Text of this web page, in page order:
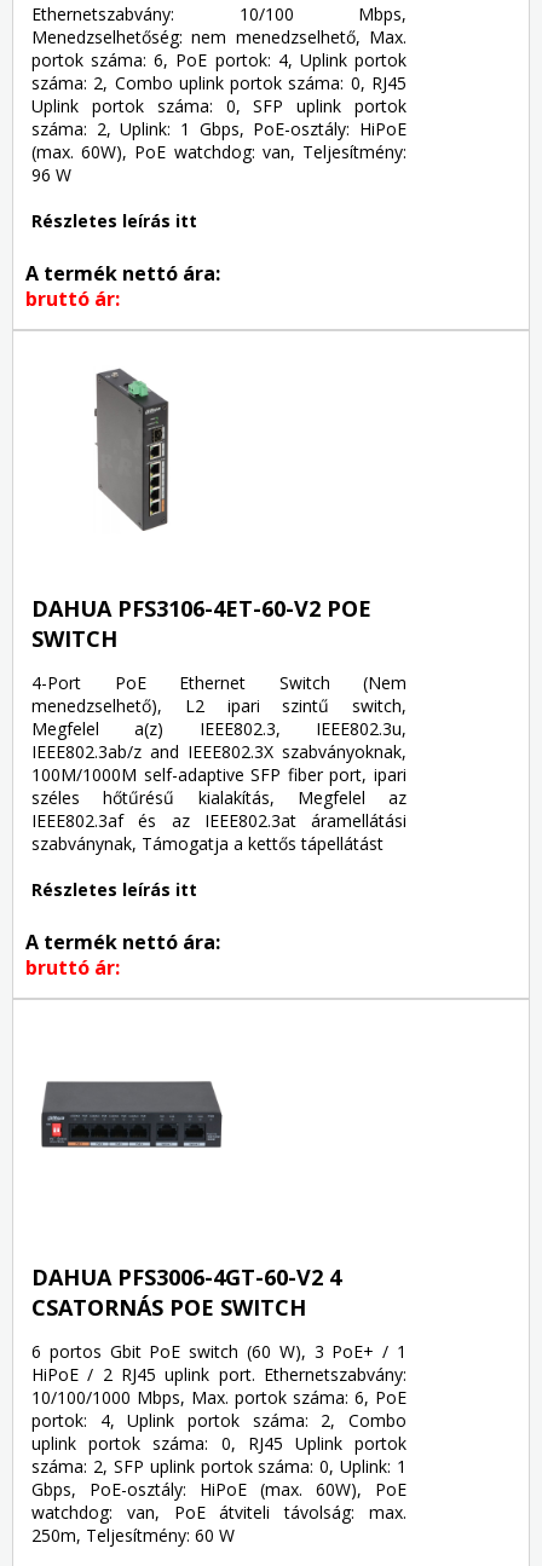
Ethernetszabvány: 10/100 Mbps,
Menedzselhetőség: nem menedzselhető, Max.
portok száma: 6, PoE portok: 4, Uplink portok
száma: 2, Combo uplink portok száma: 0, RJ45
Uplink portok száma: 0, SFP uplink portok
száma: 2, Uplink: 1 Gbps, PoE-osztály: HiPoE
(max. 60W), PoE watchdog: van, Teljesítmény:
96 W
Részletes leírás itt
A termék nettó ára:
bruttó ár:
DAHUA PFS3106-4ET-60-V2 POE
SWITCH
4-Port PoE Ethernet Switch (Nem
menedzselhető), L2 ipari szintű switch,
Megfelel a(z) IEEE802.3, IEEE802.3u,
IEEE802.3ab/z and IEEE802.3X szabványoknak,
100M/1000M self-adaptive SFP fiber port, ipari
széles hőtűrésű kialakítás, Megfelel az
IEEE802.3af és az IEEE802.3at áramellátási
szabványnak, Támogatja a kettős tápellátást
Részletes leírás itt
A termék nettó ára:
bruttó ár:
DAHUA PFS3006-4GT-60-V2 4
CSATORNÁS POE SWITCH
6 portos Gbit PoE switch (60 W), 3 PoE+ / 1
HiPoE / 2 RJ45 uplink port. Ethernetszabvány:
10/100/1000 Mbps, Max. portok száma: 6, PoE
portok: 4, Uplink portok száma: 2, Combo
uplink portok száma: 0, RJ45 Uplink portok
száma: 2, SFP uplink portok száma: 0, Uplink: 1
Gbps, PoE-osztály: HiPoE (max. 60W), PoE
watchdog: van, PoE átviteli távolság: max.
250m, Teljesítmény: 60 W